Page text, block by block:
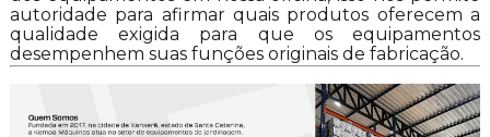
autoridade para afirmar quais produtos oferecem a
qualidade exigida para que os equipamentos
desempenhem suas funções originais de fabricação.